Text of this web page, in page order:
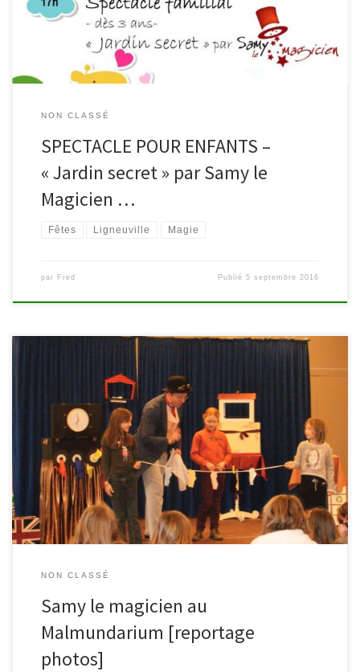
nouveau spectacle de Samy le magicien (dès […]
NON CLASSÉ
SPECTACLE POUR ENFANTS –
« Jardin secret » par Samy le
Magicien …
Fêtes Ligneuville Magie
par Fred Publié5 septembre 2016
Retour en images sur la seconde édition du samedi sans barrière
qui s’est déroulé ce 14 décembre 2013 au Malmundarium et place
Albert à Malmedy. Au programme: des jeux, de la magie et de
l’émerveillement, notamment grâce à Samy la magicien.
NON CLASSÉ
Samy le magicien au
Malmundarium [reportage
photos]